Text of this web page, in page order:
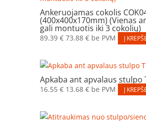
Ankeruojamas cokolis
(400x400x170mm) (Vienas
gali montuotis iki 3 cokolių)
89.39 € 73.88 €be PVM Į
Apkaba ant apvalaus stulpo
16.55 € 13.68 €be PVM Į